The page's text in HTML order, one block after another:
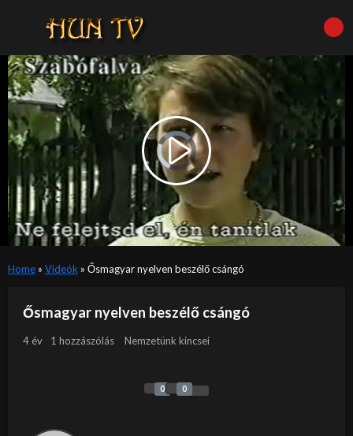
Video
Player
is
loading.Play
Video
Home» Videók » Ősmagyar nyelven beszélő csángó
Ősmagyar nyelven beszélő csángó
4 év 1 hozzászólás Nemzetünk kincsei
0 0